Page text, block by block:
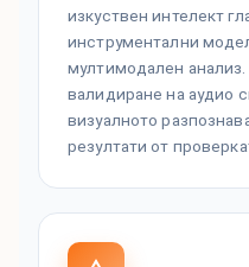
изкуствен интелект
инструментални
мултимодален
валидиране на аудио
визуалното
резултати от